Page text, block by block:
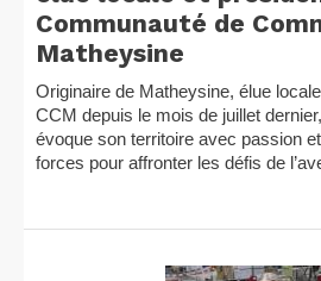
Communauté de
Matheysine
Originaire de Matheysine, élue
CCM depuis le mois de juillet
évoque son territoire avec passion
forces pour affronter les défis de